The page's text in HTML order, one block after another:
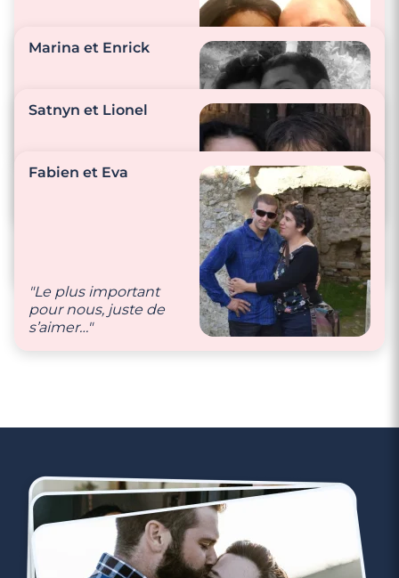
attentions sont très
natuelles, diverses et
Marina et Enrick
"Toujours des bisous,
Satnyn et Lionel
Fabien et Eva
"Le plus important
pour nous, juste de
s’aimer…"